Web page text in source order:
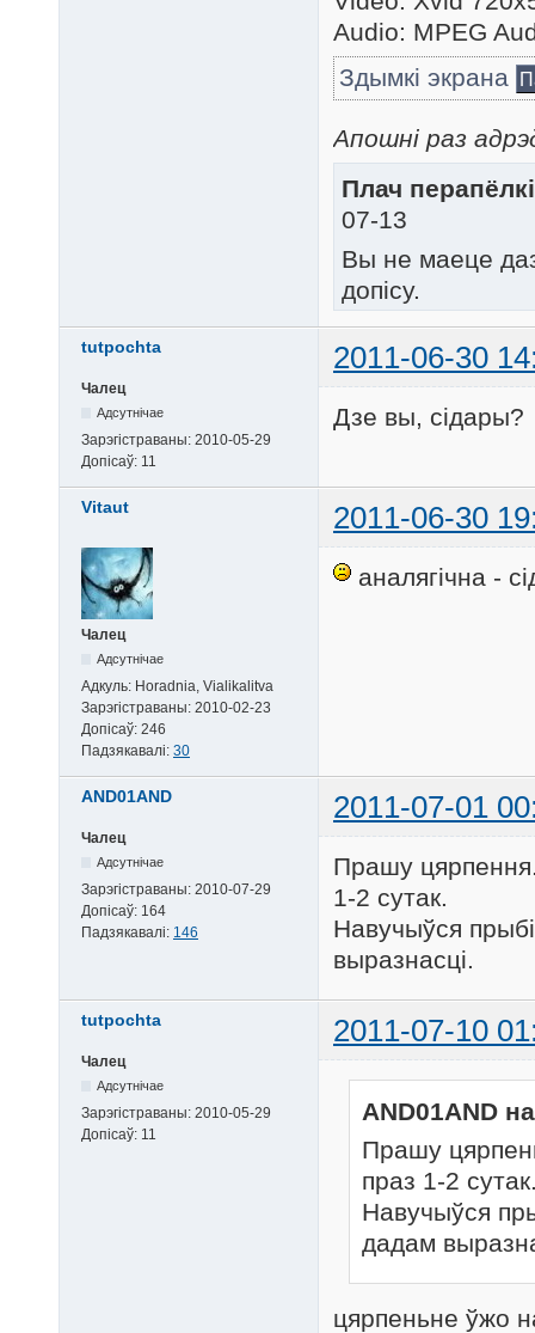
Audio: MPEG
Здымкі экрана
Апошні раз
Плач
07-13
Вы не маеце
допісу.
tutpochta 2011-06-30
Чалец
Адсутнічае
Зарэгістраваны: 2010-05-29
Допісаў: 11
Дзе вы, сідары?
Vitaut 2011-06-30
Чалец
Адсутнічае
Адкуль: Horadnia, Vialikalitva
Зарэгістраваны: 2010-02-23
Допісаў: 246
Падзякавалі: 30
аналягічна -
AND01AND 2011-07-01
Чалец
Адсутнічае
Зарэгістраваны: 2010-07-29
Допісаў: 164
Падзякавалі: 146
Прашу
1-2 сутак.
Навучыўся
выразнасці.
tutpochta 2011-07-10
Чалец
Адсутнічае
Зарэгістраваны: 2010-05-29
Допісаў: 11
AND01AND
Прашу
праз 1-2
Навучыўся
дадам
цярпеньне ўжо